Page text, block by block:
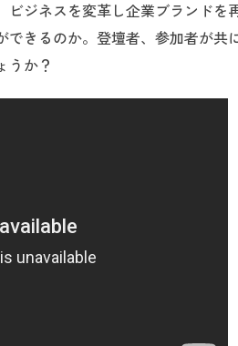
ビジネスを変革し企業ブランドを
できるのか。登壇者、参加者が共
うか？